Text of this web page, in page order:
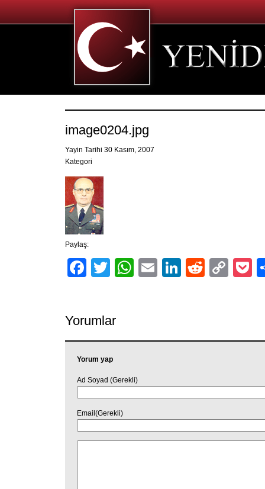
image0204.jpg
Yayin Tarihi 30 Kasım, 2007
Kategori
Paylaş:
Facebook
TwitterWhatsApp
EmailLinkedIn
Reddit
Yorumlar
Yorum yap
Ad Soyad (Gerekli)
Email(Gerekli)